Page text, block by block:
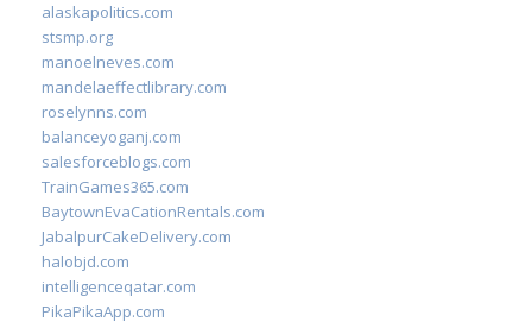
alaskapolitics.com
stsmp.org
manoelneves.com
mandelaeffectlibrary.com
roselynns.com
balanceyoganj.com
salesforceblogs.com
TrainGames365.com
BaytownEvaCationRentals.com
JabalpurCakeDelivery.com
halobjd.com
intelligenceqatar.com
PikaPikaApp.com